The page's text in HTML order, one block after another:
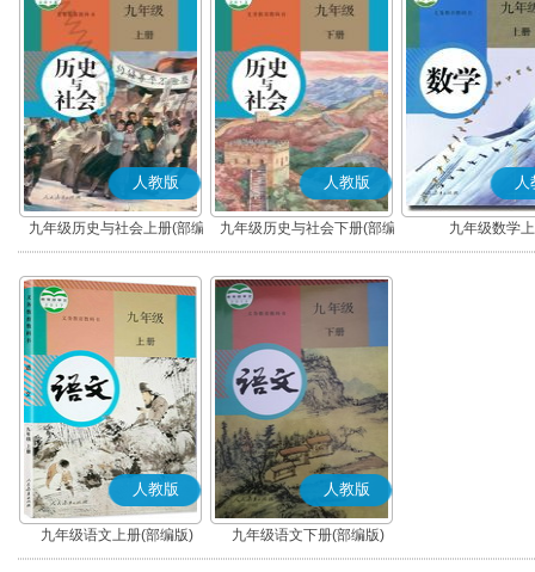
人教版
九年级历史与社会上册(部编
版)
人教版
九年级历史与社会下册(部编
版)
人
九年级数学
人教版
九年级语文上册(部编版)
人教版
九年级语文下册(部编版)